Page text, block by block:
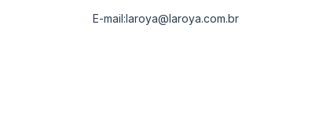
E-mail:laroya@laroya.com.br